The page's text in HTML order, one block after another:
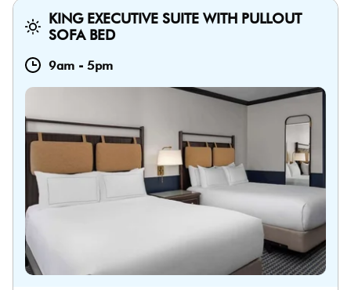
KING EXECUTIVE SUITE WITH PULLOUT
SOFA BED
9am - 5pm